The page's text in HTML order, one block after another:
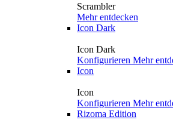
Scrambler
Mehr entdecken
Icon Dark
Icon Dark
Konfigurieren Mehr
Icon
Icon
Konfigurieren Mehr
Rizoma Edition